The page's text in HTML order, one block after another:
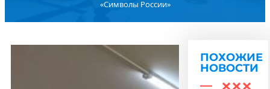
НОВОСТИ
РЕЗУЛЬТАТ ПОИСКА:
«Символы России»
ПОХОЖИЕ
НОВОСТИ